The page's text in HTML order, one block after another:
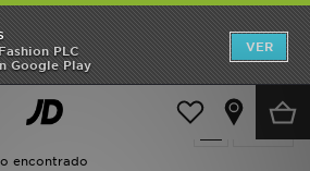
PLC
Google Play
VER
DAILYSZN Pantalones Cortos Y Shorts
Pantalones Cortos
encontrado